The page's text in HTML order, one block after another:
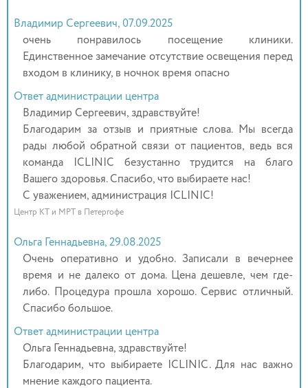
Владимир Сергеевич, 07.09.2025
очень понравилось посещение клиники.
Единственное замечание отсутствие освещения перед
входом в клинику, в ночнок время опасно
Ответ администрации центра
Владимир Сергеевич, здравствуйте!
Благодарим за отзыв и приятные слова. Мы всегда
рады любой обратной связи от пациентов, ведь вся
команда ICLINIC безустанно трудится на благо
Вашего здоровья. Спасибо, что выбираете нас!
С уважением, администрация ICLINIC!
Центр КТ и МРТ в Петергофе
Ольга Геннадьевна, 29.08.2025
Очень оперативно и удобно. Записали в вечернее
время и не далеко от дома. Цена дешевле, чем где-
либо. Процедура прошла хорошо. Сервис отличный.
Спасибо большое.
Ответ администрации центра
Ольга Геннадьевна, здравствуйте!
Благодарим, что выбираете ICLINIC. Для нас важно
мнение каждого пациента.